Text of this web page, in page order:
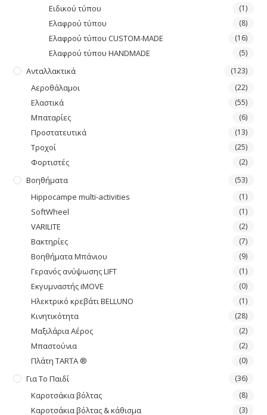
Ειδικού τύπου (1)
Ελαφρού τύπου (8)
Ελαφρού τύπου CUSTOM-MADE (16)
Ελαφρού τύπου HANDMADE (5)
Ανταλλακτικά (123)
Αεροθάλαμοι (22)
Ελαστικά (55)
Μπαταρίες (6)
Προστατευτικά (13)
Τροχοί (25)
Φορτιστές (2)
Βοηθήματα (53)
Hippocampe multi-activities (1)
SoftWheel (1)
VARILITE (2)
Βακτηρίες (7)
Βοηθήματα Μπάνιου (9)
Γερανός ανύψωσης LIFT (1)
Εκγυμναστής iMOVE (0)
Ηλεκτρικό κρεβάτι BELLUNO (1)
Κινητικότητα (28)
Μαξιλάρια Αέρος (2)
Μπαστούνια (2)
Πλάτη TARTA ® (0)
Για Το Παιδί (36)
Καροτσάκια βόλτας (8)
Καροτσάκια βόλτας & κάθισμα (3)